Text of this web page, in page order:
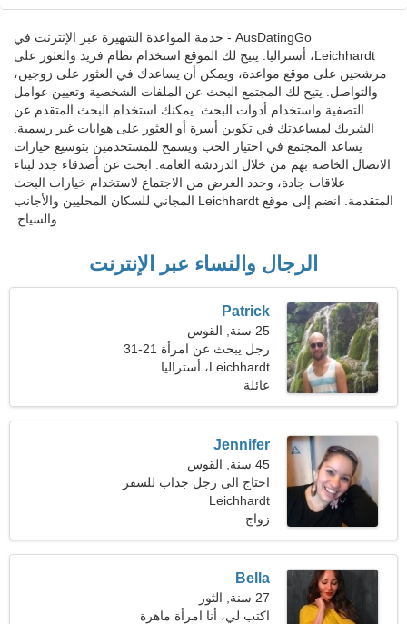
AusDatingGo - خدمة المواعدة الشهيرة عبر الإنترنت في
Leichhardt، أستراليا. يتيح لك الموقع استخدام نظام فريد والعثور على
مرشحين على موقع مواعدة، ويمكن أن يساعدك في العثور على زوجين،
والتواصل. يتيح لك المجتمع البحث عن الملفات الشخصية وتعيين عوامل
التصفية واستخدام أدوات البحث. يمكنك استخدام البحث المتقدم عن
الشريك لمساعدتك في تكوين أسرة أو العثور على هوايات غير رسمية.
يساعد المجتمع في اختيار الحب ويسمح للمستخدمين بتوسيع خيارات
الاتصال الخاصة بهم من خلال الدردشة العامة. ابحث عن أصدقاء جدد لبناء
علاقات جادة، وحدد الغرض من الاجتماع لاستخدام خيارات البحث
المتقدمة. انضم إلى موقع Leichhardt المجاني للسكان المحليين والأجانب
والسياح.
الرجال والنساء عبر الإنترنت
Patrick
25 سنة, القوس
رجل يبحث عن امرأة 21-31
Leichhardt، أستراليا
عائلة
Jennifer
45 سنة, القوس
احتاج الى رجل جذاب للسفر
معا
Leichhardt
زواج
Bella
27 سنة, الثور
اكتب لي، أنا امرأة ماهرة